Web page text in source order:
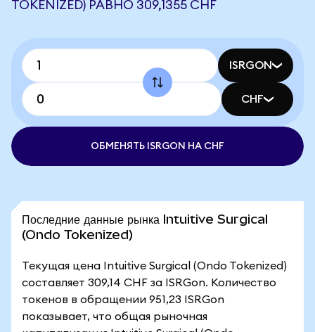
TOKENIZED) РАВНО 309,1355 CHF
ISRGON
CHF
ОБМЕНЯТЬ ISRGON НА CHF
Последние данные рынка Intuitive Surgical
(Ondo Tokenized)
Текущая цена Intuitive Surgical (Ondo Tokenized)
составляет 309,14 CHF за ISRGon. Количество
токенов в обращении 951,23 ISRGon
показывает, что общая рыночная